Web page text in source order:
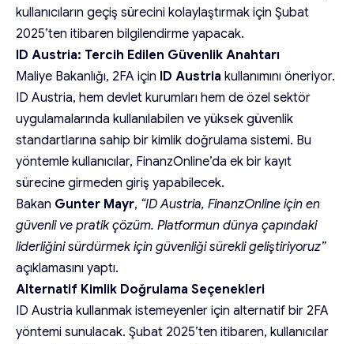
kullanıcıların geçiş sürecini kolaylaştırmak için Şubat
2025’ten itibaren bilgilendirme yapacak.
ID Austria: Tercih Edilen Güvenlik Anahtarı
Maliye Bakanlığı, 2FA için ID Austria kullanımını öneriyor.
ID Austria, hem devlet kurumları hem de özel sektör
uygulamalarında kullanılabilen ve yüksek güvenlik
standartlarına sahip bir kimlik doğrulama sistemi. Bu
yöntemle kullanıcılar, FinanzOnline’da ek bir kayıt
sürecine girmeden giriş yapabilecek.
Bakan Gunter Mayr, “ID Austria, FinanzOnline için en
güvenli ve pratik çözüm. Platformun dünya çapındaki
liderliğini sürdürmek için güvenliği sürekli geliştiriyoruz”
açıklamasını yaptı.
Alternatif Kimlik Doğrulama Seçenekleri
ID Austria kullanmak istemeyenler için alternatif bir 2FA
yöntemi sunulacak. Şubat 2025’ten itibaren, kullanıcılar